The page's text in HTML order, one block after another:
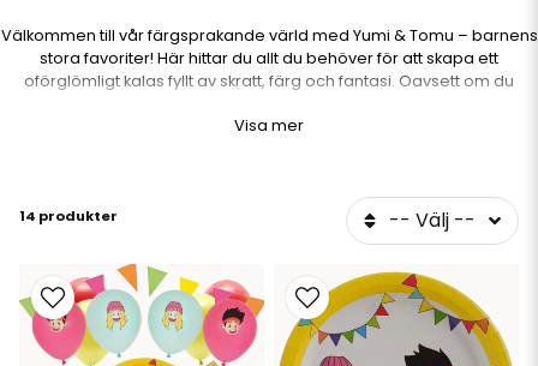
Välkommen till vår färgsprakande värld med Yumi & Tomu – barnens
stora favoriter! Här hittar du allt du behöver för att skapa ett
oförglömligt kalas fyllt av skratt, färg och fantasi. Oavsett om du
för en liten Yumi & Tomu-fan, så har du kommit helt rätt.
festen både enklare att planera och roligare att uppleva. Alla
produkter är framtagna för att matcha varandra – så du kan skapa
ett enhetligt och inbjudande kalastema från början till slut.
🎂I vårt Yumi & Tomu-sortiment hittar du bland annat:
Papptallrikar, muggar och servetter med färgglada motiv
Visa mer
14 produkter -- Välj --